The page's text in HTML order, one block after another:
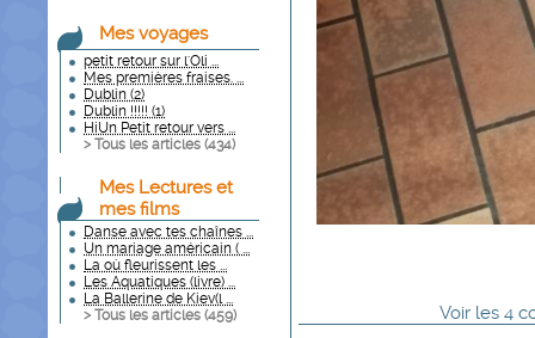
Mes voyages
petit retour sur l'Oli ...
Mes premières fraises. ...
Dublin (2)
Dublin !!!!! (1)
HiUn Petit retour vers ...
> Tous les articles (434)
Mes Lectures et
mes films
Danse avec tes chaînes ...
Un mariage américain ( ...
La où fleurissent les ...
Les Aquatiques (livre) ...
La Ballerine de Kiev(l ...
> Tous les articles (459) Voir les 4